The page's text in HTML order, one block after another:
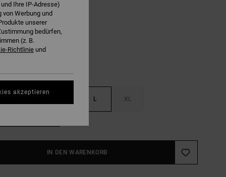
Terra Brown
L XL
IN DEN WARENKORB
Ihre IP-Adresse)
Werbung und
unserer
bedürfen,
(z. B.
Richtlinie und
akzeptieren